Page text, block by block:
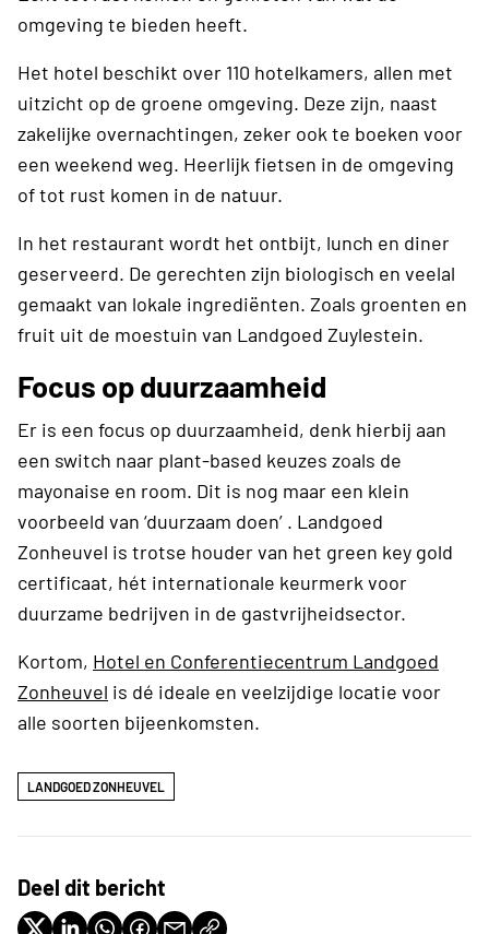
omgeving te bieden heeft.
Het hotel beschikt over 110 hotelkamers, allen met
uitzicht op de groene omgeving. Deze zijn, naast
zakelijke overnachtingen, zeker ook te boeken voor
een weekend weg. Heerlijk fietsen in de omgeving
of tot rust komen in de natuur.
In het restaurant wordt het ontbijt, lunch en diner
geserveerd. De gerechten zijn biologisch en veelal
gemaakt van lokale ingrediënten. Zoals groenten en
fruit uit de moestuin van Landgoed Zuylestein.
Focus op duurzaamheid
Er is een focus op duurzaamheid, denk hierbij aan
een switch naar plant-based keuzes zoals de
mayonaise en room. Dit is nog maar een klein
voorbeeld van ‘duurzaam doen’ . Landgoed
Zonheuvel is trotse houder van het green key gold
certificaat, hét internationale keurmerk voor
duurzame bedrijven in de gastvrijheidsector.
Kortom, Hotel en Conferentiecentrum Landgoed
Zonheuvel is dé ideale en veelzijdige locatie voor
alle soorten bijeenkomsten.
LANDGOED ZONHEUVEL
Deel dit bericht